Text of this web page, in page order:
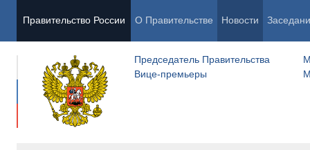
Правительство России О Правительстве Новости
Председатель Правительства
Вице-премьеры